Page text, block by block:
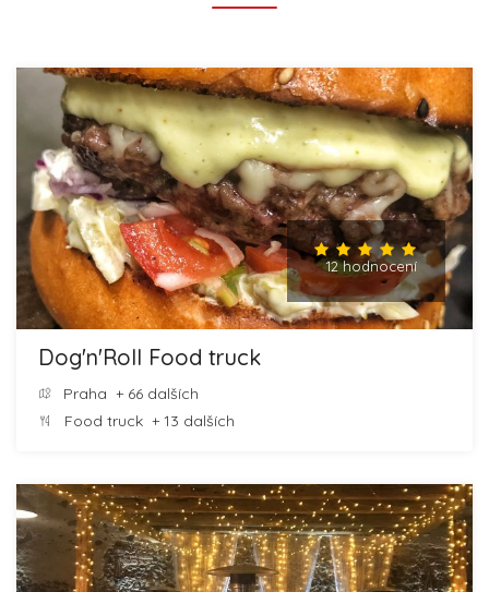
12 hodnocení
Dog'n'Roll Food truck
Praha + 66 dalších
Food truck + 13 dalších